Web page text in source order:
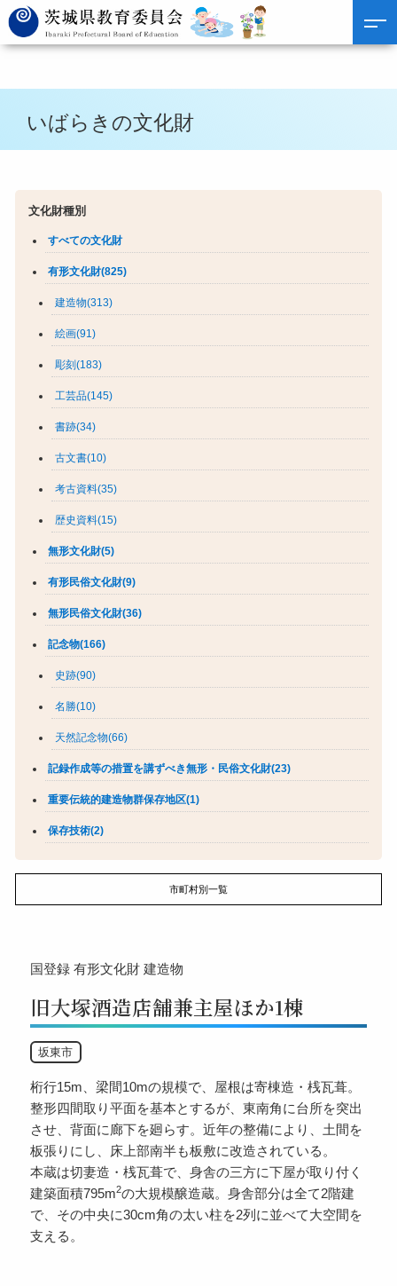
いばらきの文化財
文化財種別
すべての文化財
有形文化財(825)
建造物(313)
絵画(91)
彫刻(183)
工芸品(145)
書跡(34)
古文書(10)
考古資料(35)
歴史資料(15)
無形文化財(5)
有形民俗文化財(9)
無形民俗文化財(36)
記念物(166)
史跡(90)
名勝(10)
天然記念物(66)
記録作成等の措置を講ずべき無形・民俗文化財(23)
重要伝統的建造物群保存地区(1)
保存技術(2)
市町村別一覧
国登録 有形文化財 建造物
旧大塚酒造店舗兼主屋ほか1棟
坂東市
桁行15m、梁間10mの規模で、屋根は寄棟造・桟瓦葺。
整形四間取り平面を基本とするが、東南角に台所を突出
させ、背面に廊下を廻らす。近年の整備により、土間を
板張りにし、床上部南半も板敷に改造されている。
本蔵は切妻造・桟瓦葺で、身舎の三方に下屋が取り付く
建築面積795m2の大規模醸造蔵。身舎部分は全て2階建
で、その中央に30cm角の太い柱を2列に並べて大空間を
支える。